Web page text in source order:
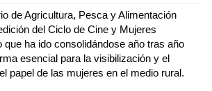
de Agricultura, Pesca y Alimentación
del Ciclo de Cine y Mujeres
que ha ido consolidándose año tras año
esencial para la visibilización y el
papel de las mujeres en el medio rural.